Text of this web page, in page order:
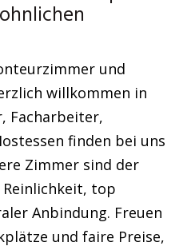
und
willkommen in
Facharbeiter,
finden bei uns
Zimmer sind der
top
Anbindung. Freuen
und faire Preise,